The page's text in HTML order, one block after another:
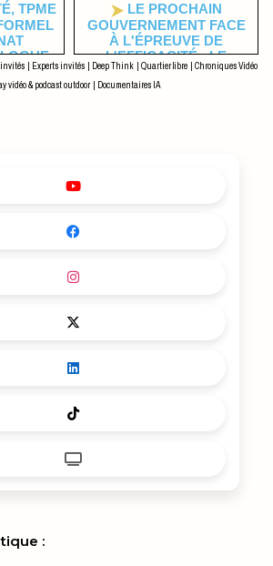
TPME
SUR
LE PROCHAIN
GOUVERNEMENT FACE
À L'ÉPREUVE DE
L'EFFICACITÉ : LE
TEMPS DES RÉSULTATS
A SONNÉ
| Experts invités | Deep Think | Quartier libre | Chroniques Vidéo
vidéo & podcast outdoor | Documentaires IA
: